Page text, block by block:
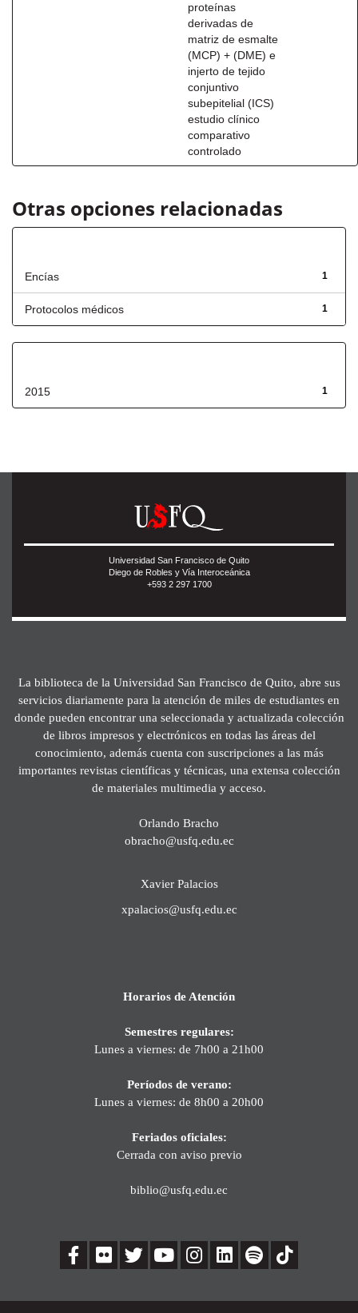
proteínas
derivadas de
matriz de esmalte
(MCP) + (DME) e
injerto de tejido
conjuntivo
subepitelial (ICS)
estudio clínico
comparativo
controlado
Otras opciones relacionadas
1
Encías
1
Protocolos médicos
1
2015
Universidad San Francisco de Quito
Diego de Robles y Vía Interoceánica
+593 2 297 1700
La biblioteca de la Universidad San Francisco de Quito, abre sus
servicios diariamente para la atención de miles de estudiantes en
donde pueden encontrar una seleccionada y actualizada colección
de libros impresos y electrónicos en todas las áreas del
conocimiento, además cuenta con suscripciones a las más
importantes revistas científicas y técnicas, una extensa colección
de materiales multimedia y acceso.
Orlando Bracho
obracho@usfq.edu.ec
Xavier Palacios
xpalacios@usfq.edu.ec
Horarios de Atención
Semestres regulares:
Lunes a viernes: de 7h00 a 21h00
Períodos de verano:
Lunes a viernes: de 8h00 a 20h00
Feriados oficiales:
Cerrada con aviso previo
biblio@usfq.edu.ec